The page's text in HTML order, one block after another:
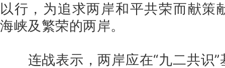
以行，为追求两岸和平共荣而献策
海峡及繁荣的两岸。
连战表示，两岸应在“九二共识”